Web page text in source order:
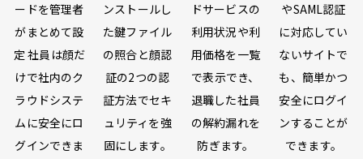
ードを管理者
がまとめて設
定 社員は顔だ
けで社内のク
ラウドシステ
ムに安全にロ
グインできま
ンストールし
た鍵ファイル
の照合と顔認
証の2つの認
証方法でセキ
ュリティを強
固にします。
ドサービスの
利用状況や利
用価格を一覧
で表示でき、
退職した社員
の解約漏れを
防ぎます。
やSAML認証
に対応してい
ないサイトで
も、簡単かつ
安全にログイ
ンすることが
できます。